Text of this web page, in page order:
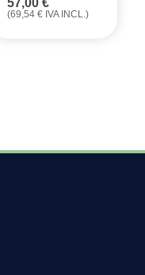
(69,54 € IVA INCL.)